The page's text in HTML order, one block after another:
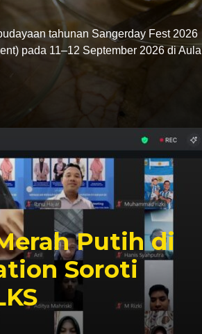
tahunan Sangerday Fest 2026
pada 11–12 September 2026 di Aula
Putih di
Soroti